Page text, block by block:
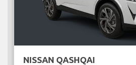
NISSAN QASHQAI